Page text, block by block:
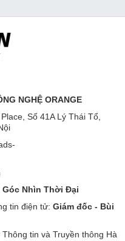
NGHỆ ORANGE
Số 41A Lý Thái Tổ,
Nhìn Thời Đại
tin điện tử: Giám đốc - Bùi
tin và Truyền thông Hà